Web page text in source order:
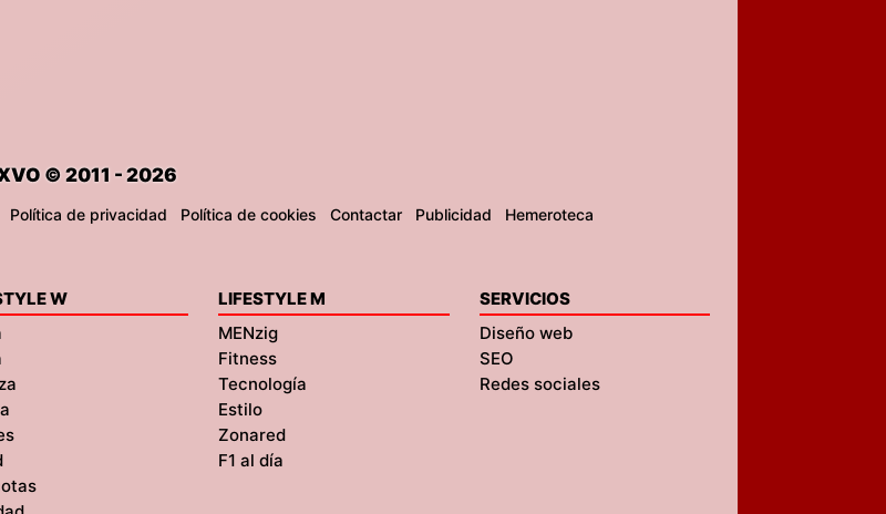
© 2011 - 2026
Política de privacidad Política de cookies Contactar Publicidad Hemeroteca
W
LIFESTYLE M
MENzig
Fitness
Tecnología
Estilo
Zonared
F1 al día
SERVICIOS
Diseño web
SEO
Redes sociales